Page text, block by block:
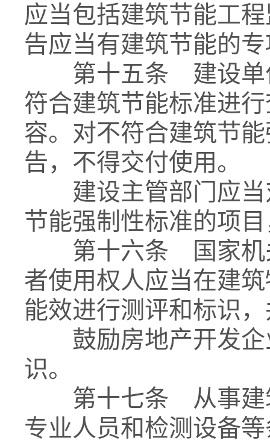
应当包括建筑节能工
告应当有建筑节能的
第十五条 建设单位
符合建筑节能标准进
容。对不符合建筑节
告，不得交付使用。
建设主管部门应当
节能强制性标准的项
第十六条 国家机关
者使用权人应当在建
能效进行测评和标识
鼓励房地产开发企
识。
第十七条 从事建筑
专业人员和检测设备